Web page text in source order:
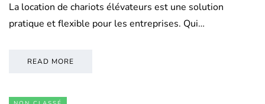
La location de chariots élévateurs est une solution
pratique et flexible pour les entreprises. Qui…
READ MORE